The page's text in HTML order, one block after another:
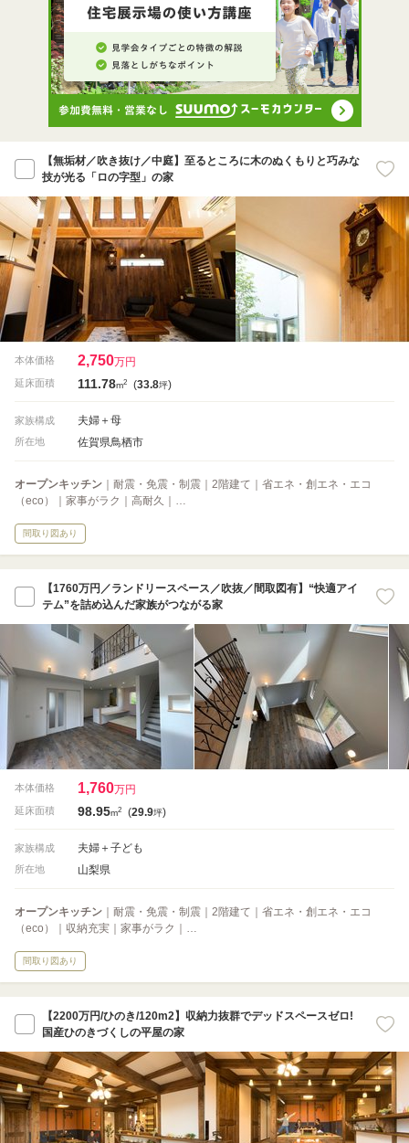
【無垢材／吹き抜け／中庭】至るところに木のぬくもりと巧みな
技が光る「ロの字型」の家
本体価格 2,750万円
延床面積 111.78m2 (33.8坪)
家族構成 夫婦＋母
所在地 佐賀県鳥栖市
オープンキッチン ｜耐震・免震・制震｜2階建て｜省エネ・創エネ・エコ
（eco）｜家事がラク｜高耐久｜…
間取り図あり
【1760万円／ランドリースペース／吹抜／間取図有】“快適アイ
テム”を詰め込んだ家族がつながる家
本体価格 1,760万円
延床面積 98.95m2 (29.9坪)
家族構成 夫婦＋子ども
所在地 山梨県
オープンキッチン ｜耐震・免震・制震｜2階建て｜省エネ・創エネ・エコ
（eco）｜収納充実｜家事がラク｜…
間取り図あり
【2200万円/ひのき/120m2】収納力抜群でデッドスペースゼロ!
国産ひのきづくしの平屋の家